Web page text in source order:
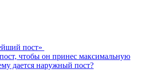
пост»
чтобы он принес максимальную
дается наружный пост?